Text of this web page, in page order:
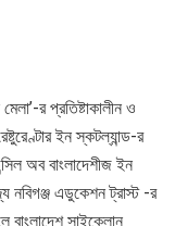
র প্রতিষ্টাকালীন ও
ইন স্কটল্যান্ড-র
অব বাংলাদেশীজ ইন
নবিগঞ্জ এডুকেশন ট্রাস্ট -র
বাংলাদেশ সাইক্লোন